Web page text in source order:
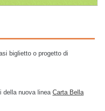
biglietto o progetto di
della nuova linea Carta Bella